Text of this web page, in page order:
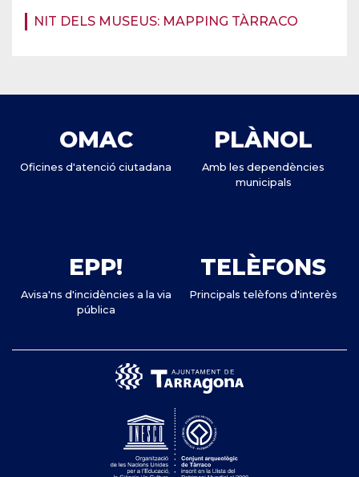
NIT DELS MUSEUS: MAPPING TÀRRACO
OMAC
Oficines d'atenció ciutadana
PLÀNOL
Amb les dependències
municipals
EPP!
Avisa'ns d'incidències a la via
pública
TELÈFONS
Principals telèfons d'interès